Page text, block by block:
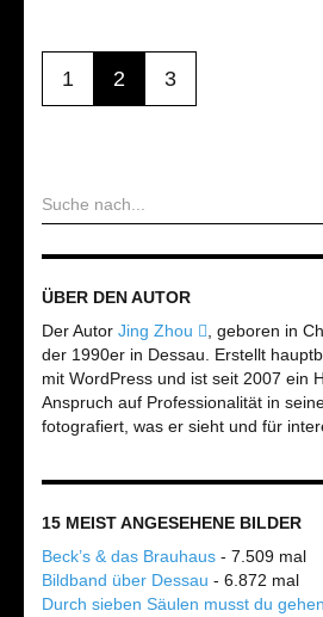
1 2 3
ÜBER DEN AUTOR
Der Autor Jing Zhou
, geboren in
der 1990er in Dessau. Erstellt
mit WordPress und ist seit 2007 ein
Anspruch auf Professionalität in
fotografiert, was er sieht und für
15 MEIST ANGESEHENE BILDER
Beck’s & das Brauhaus - 7.509 mal
Bildband über Dessau - 6.872 mal
Durch sieben Säulen musst du gehen